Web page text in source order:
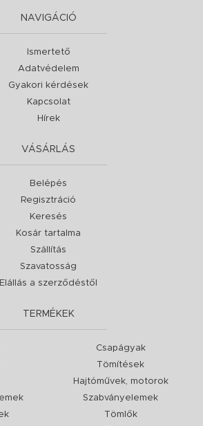
NAVIGÁCIÓ
Ismertető
Adatvédelem
Gyakori kérdések
Kapcsolat
Hírek
VÁSÁRLÁS
Belépés
Regisztráció
Keresés
Kosár tartalma
Szállítás
Szavatosság
Elállás a szerződéstől
TERMÉKEK
Csapágyak
Tömítések
Hajtóművek, motorok
Szabványelemek
Tömlők